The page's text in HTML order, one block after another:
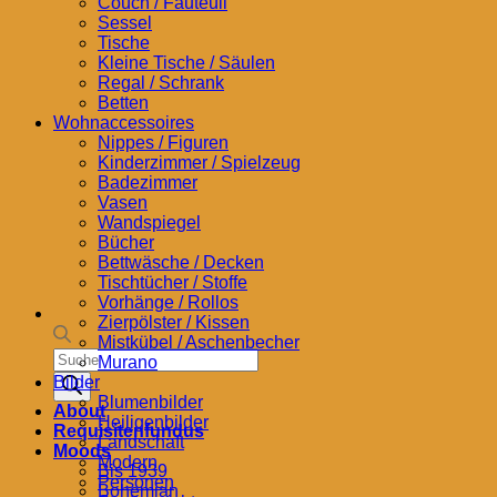
Products
search
About
Requisitenfundus
Moods
Bis 1939
Bohemian
Sessel
Tische
Kleine Tische / Säulen
Regal / Schrank
Betten
Wohnaccessoires
Nippes / Figuren
Kinderzimmer / Spielzeug
Badezimmer
Vasen
Wandspiegel
Bücher
Bettwäsche / Decken
Tischtücher / Stoffe
Vorhänge / Rollos
Zierpölster / Kissen
Mistkübel / Aschenbecher
Murano
Bilder
Blumenbilder
Heiligenbilder
Landschaft
Modern
Personen